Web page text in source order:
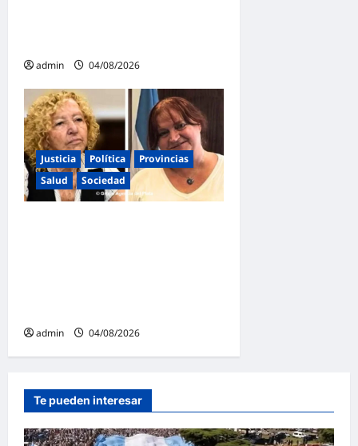
admin 04/08/2026
Justicia Política
Provincias
Salud
Sociedad
admin 04/08/2026
Te pueden interesar